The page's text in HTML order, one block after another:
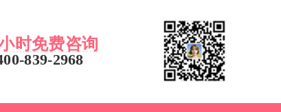
时免费咨询
839-2968